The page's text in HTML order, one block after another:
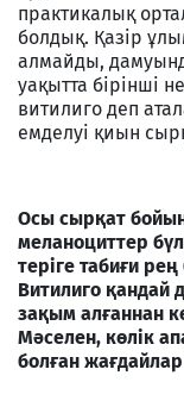
практикалық
болдық. Қазір
алмайды,
уақытта бірінші
витилиго деп
емделуі қиын
Осы сырқат
меланоциттер
теріге табиғи
Витилиго қандай
зақым алғаннан
Мәселен, көлік
болған